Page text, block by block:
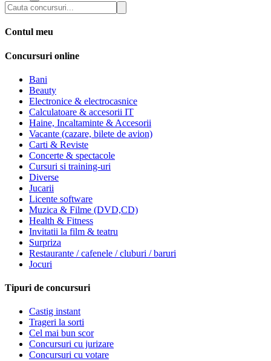
Contul meu
Concursuri online
Bani
Beauty
Electronice & electrocasnice
Calculatoare & accesorii IT
Haine, Incaltaminte & Accesorii
Vacante (cazare, bilete de avion)
Carti & Reviste
Concerte & spectacole
Cursuri si training-uri
Diverse
Jucarii
Licente software
Muzica & Filme (DVD,CD)
Health & Fitness
Invitatii la film & teatru
Surpriza
Restaurante / cafenele / cluburi / baruri
Jocuri
Tipuri de concursuri
Castig instant
Trageri la sorti
Cel mai bun scor
Concursuri cu jurizare
Concursuri cu votare